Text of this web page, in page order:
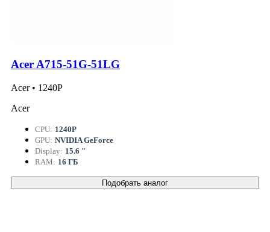
Acer A715-51G-51LG
Acer • 1240P
Acer
CPU: 1240P
GPU: NVIDIA GeForce
Display: 15.6 "
RAM: 16 ГБ
Подобрать аналог